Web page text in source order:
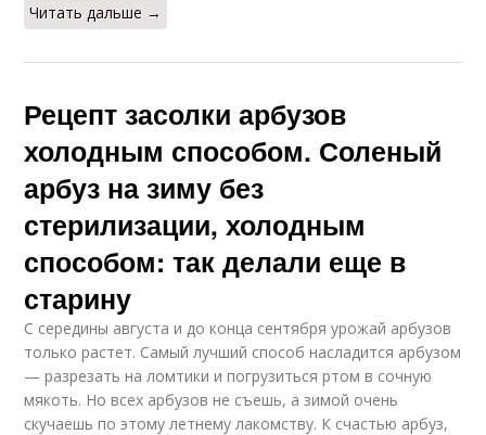
Читать дальше →
Рецепт засолки арбузов
холодным способом. Соленый
арбуз на зиму без
стерилизации, холодным
способом: так делали еще в
старину
С середины августа и до конца сентября урожай арбузов
только растет. Самый лучший способ насладится арбузом
— разрезать на ломтики и погрузиться ртом в сочную
мякоть. Но всех арбузов не съешь, а зимой очень
скучаешь по этому летнему лакомству. К счастью арбуз,